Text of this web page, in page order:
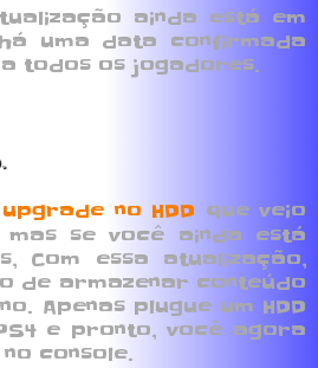
ainda está em
uma data confirmada
todos os jogadores.
no HDD que veio
se você ainda está
Com essa atualização,
de armazenar conteúdo
Apenas plugue um HDD
e pronto, você agora
console.